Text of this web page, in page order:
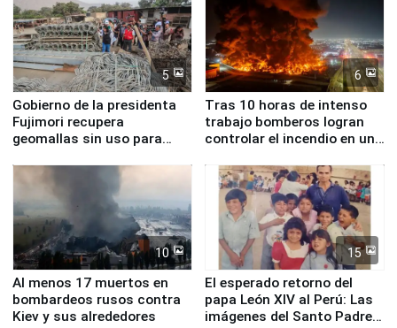
5
Gobierno de la presidenta
Fujimori recupera
geomallas sin uso para
Fenómeno El Niño
6
Tras 10 horas de intenso
trabajo bomberos logran
controlar el incendio en una
de Chile
10
Al menos 17 muertos en
bombardeos rusos contra
Kiev y sus alrededores
15
El esperado retorno del
papa León XIV al Perú: Las
imágenes del Santo Padre